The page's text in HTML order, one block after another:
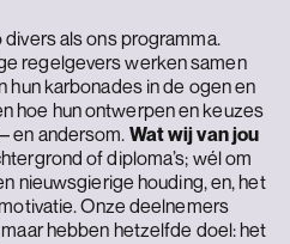
als ons programma.
regelgevers werken samen
hun karbonades in de ogen en
hoe hun ontwerpen en keuzes
en andersom. Wat wij van jou
of diploma’s; wél om
nieuwsgierige houding, en, het
Onze deelnemers
hebben hetzelfde doel: het